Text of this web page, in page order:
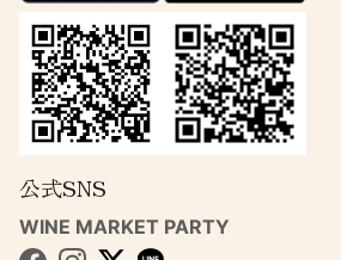
公式SNS
WINE MARKET PARTY